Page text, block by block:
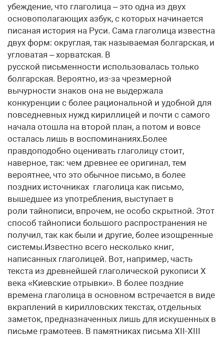
убеждение, что глаголица – это одна из двух
основополагающих азбук, с которых начинается
писаная история на Руси. Сама глаголица известна
двух форм: округлая, так называемая болгарская, и
угловатая – хорватская. В
русской письменности использовалась только
болгарская. Вероятно, из-за чрезмерной
вычурности знаков она не выдержала
конкуренции с более рациональной и удобной для
повседневных нужд кириллицей и почти с самого
начала отошла на второй план, а потом и вовсе
осталась лишь в воспоминаниях.Более
правдоподобно оценивать глаголицу стоит,
наверное, так: чем древнее ее оригинал, тем
вероятнее, что это обычное письмо, в более
поздних источниках глаголица как письмо,
вышедшее из употребления, выступает в
роли тайнописи, впрочем, не особо скрытной. Этот
способ тайнописи большого распространения не
получил, так как были и другие, более изощренные
системы.Известно всего несколько книг,
написанных глаголицей. Вот, например, часть
текста из древнейшей глаголической рукописи Х
века «Киевские отрывки». В более поздние
времена глаголица в основном встречается в виде
вкраплений в кирилловских текстах, отдельных
заметок, предназначенных лишь для искушенных в
письме грамотеев. В памятниках письма ХII-ХIII